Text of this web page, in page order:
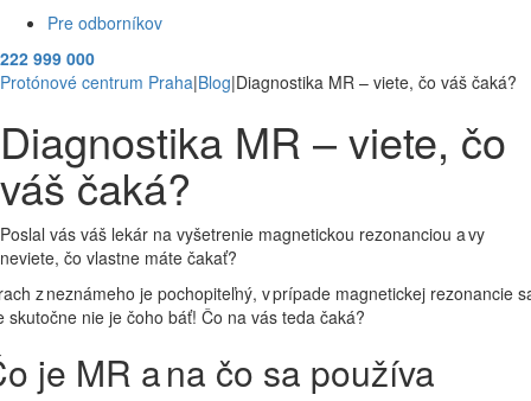
Pre odborníkov
222 999 000
Protónové centrum Praha|Blog|Diagnostika MR – viete, čo váš čaká?
Diagnostika MR – viete, čo
váš čaká?
Poslal vás váš lekár na vyšetrenie magnetickou rezonanciou a vy
neviete, čo vlastne máte čakať?
z neznámeho je pochopiteľný, v prípade magnetickej rezonancie
skutočne nie je čoho báť! Čo na vás teda čaká?
je MR a na čo sa používa